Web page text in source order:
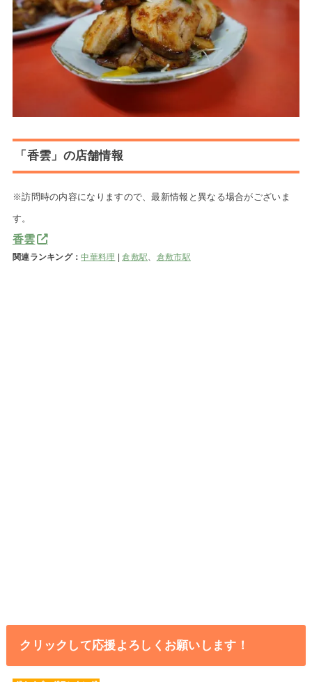
「香雲」の店舗情報
※訪問時の内容になりますので、最新情報と異なる場合がございま
す。
香雲
関連ランキング：中華料理 |倉敷駅、 倉敷市駅
クリックして応援よろしくお願いします！